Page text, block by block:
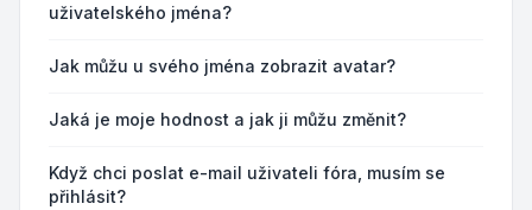
uživatelského jména?
Jak můžu u svého jména zobrazit avatar?
Jaká je moje hodnost a jak ji můžu změnit?
Když chci poslat e-mail uživateli fóra, musím se
přihlásit?